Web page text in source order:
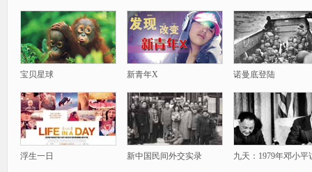
宝贝星球 新青年X 诺曼底登陆
浮生一日 新中国民间外交实录 九天：1979年邓小平